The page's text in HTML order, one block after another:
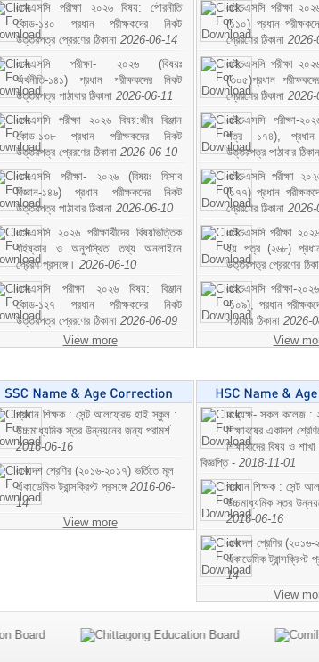
এসএসসি পরীক্ষা ২০২৬ বিষয়: পৌরনীতি
কোড-১৪০ প্রধান পরীক্ষকদের নিকট
উত্তরপত্র প্রেরণের ঠিকানা 2026-06-14
এসএসসি পরীক্ষা- ২০২৬ (বিষয়ঃ
অর্থনীতি-১৪১) প্রধান পরীক্ষকদের নিকট
উত্তরপত্র পাঠাবার ঠিকানা 2026-06-11
এসএসসি পরীক্ষা ২০২৬ বিষয়:জীব বিঞ্জান
কোড-১৩৮ প্রধান পরীক্ষকদের নিকট
উত্তরপত্র প্রেরণের ঠিকানা 2026-06-10
এসএসসি পরীক্ষা- ২০২৬ (বিষয়ঃ হিসাব
বিজ্ঞান-১৪৬) প্রধান পরীক্ষকদের নিকট
উত্তরপত্র পাঠাবার ঠিকানা 2026-06-10
এসএসসি ২০২৬ পরীক্ষার্থীদের বিষয়ভিত্তিক
বহিষ্কার ও অনুপস্থিত তথ্য অনলাইনে
প্রেরণ প্রসঙ্গে। 2026-06-10
এসএসসি পরীক্ষা ২০২৬ বিষয়: বিঞ্জান
কোড-১২৭ প্রধান পরীক্ষকদের নিকট
উত্তরপত্র প্রেরণের ঠিকানা 2026-06-09
View more
এইচএসসি পরীক্ষা
(১১০) প্রধান
প্রেরণের ঠিকানা 2026-
এইচএসসি পরীক্ষা
(৩০৫)প্রধান
প্রেরণের ঠিকানা 2026-
এইচএসসি পরীক্ষা-
পত্র -১৭৪), প্রধান
উত্তরপত্র পাঠাবার
এইচএসসি পরীক্ষা
(১৭৭) প্রধান
প্রেরণের ঠিকানা 2026-
এইচএসসি পরীক্ষা
২য় পত্র (২৬৮) প্রধান
উত্তরপত্র প্রেরণের
এইচএসসি পরীক্ষা-
-১০৯), প্রধান
পাঠাবার ঠিকানা 2026-
View
প্রধান শিক্ষক : সেন্ট আলফ্রেড হাই স্কুল :
উচ্চমাধ্যমিক স্তর উন্নয়নের জন্য পরামর্শ
2016-06-16
একাদশ শ্রেণির (২০১৬-২০১৭) ভর্তিতে মূল
একাডেমিক ট্রান্সক্রিপ্ট প্রসঙ্গে 2016-06-
14
View more
অধ্যক্ষ- সকল কলেজ :
শিক্ষাবষের একাদশ
শিক্ষাথীদের বিষয় ও
বিজ্ঞপ্তি - 2018-11-01
প্রধান শিক্ষক : সেন্ট
উচ্চমাধ্যমিক স্তর
2016-06-16
একাদশ শ্রেণির (২০১৬-
একাডেমিক ট্রান্সক্রিপ্ট
14
View